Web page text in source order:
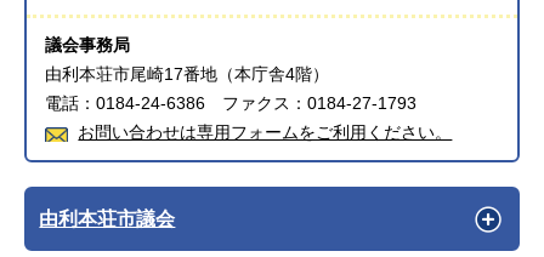
議会事務局
由利本荘市尾崎17番地（本庁舎4階）
電話：0184-24-6386 ファクス：0184-27-1793
お問い合わせは専用フォームをご利用ください。
由利本荘市議会